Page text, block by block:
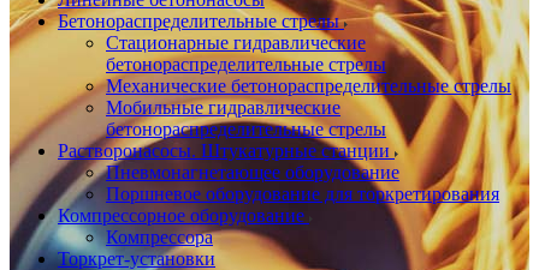
Бетонораспределительные стрелы
Стационарные гидравлические
бетонораспределительные стрелы
Механические бетонораспределительные стрелы
Мобильные гидравлические
бетонораспределительные стрелы
Растворонасосы. Штукатурные станции
Пневмонагнетающее оборудование
Поршневое оборудование для торкретирования
Компрессорное оборудование
Компрессора
Торкрет-установки